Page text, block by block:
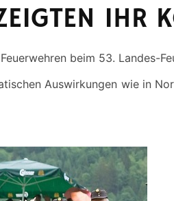
IHR
beim 53. Landes-
Auswirkungen wie in